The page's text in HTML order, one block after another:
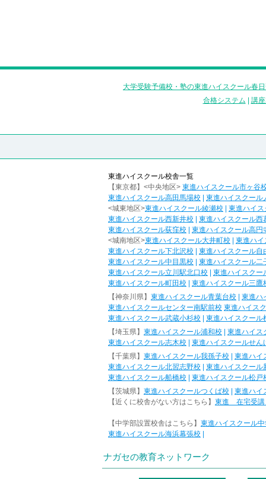
大学受験予備校・塾の東進ハイスクール春
合格システム
講
東進ハイスクール校舎一覧
【東京都】<中央地区> 東進ハイスクール市ヶ谷
東進ハイスクール高田馬場校
東進ハイスクール
<城東地区>東進ハイスクール綾瀬校
東進ハイ
東進ハイスクール西新井校
東進ハイスクール西
東進ハイスクール荻窪校
東進ハイスクール高円
<城南地区>東進ハイスクール大井町校
東進ハイ
東進ハイスクール下北沢校
東進ハイスクール自
東進ハイスクール中目黒校
東進ハイスクール二
東進ハイスクール立川駅北口校
東進ハイスクー
東進ハイスクール町田校
東進ハイスクール三鷹
【神奈川県】 東進ハイスクール青葉台校
東進ハ
東進ハイスクールセンター南駅前校 東進ハイス
東進ハイスクール武蔵小杉校
東進ハイスクール
【埼玉県】 東進ハイスクール浦和校
東進ハイス
東進ハイスクール志木校
東進ハイスクールせん
【千葉県】 東進ハイスクール我孫子校
東進ハイ
東進ハイスクール北習志野校
東進ハイスクール
東進ハイスクール船橋校
東進ハイスクール松戸
【茨城県】 東進ハイスクールつくば校
東進ハイ
【近くに校舎がない方はこちら】 東進 在宅受講
【中学部設置校舎はこちら】 東進ハイスクール
東進ハイスクール海浜幕張校
ナガセの教育ネットワーク